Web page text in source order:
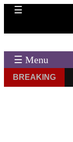
☰
☰ Menu
BREAKING